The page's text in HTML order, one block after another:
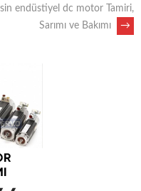
endüstiyel dc motor Tamiri,
Sarımı ve Bakımı
→